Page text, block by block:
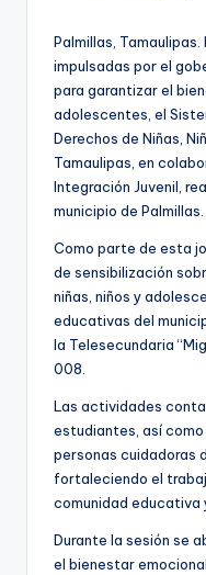
Palmillas,
impulsadas por el
para garantizar el
adolescentes, el
Derechos de Niñas,
Tamaulipas, en
Integración Juvenil,
municipio de Palmillas.
Como parte de esta
de sensibilización
niñas, niños y
educativas del
la Telesecundaria
008.
Las actividades
estudiantes, así
personas cuidadoras
fortaleciendo el
comunidad educativa
Durante la sesión se
el bienestar